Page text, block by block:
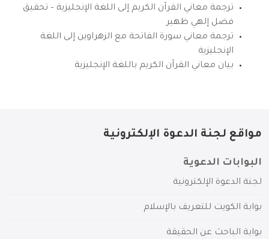
ترجمة معاني القرآن الكريم إلى اللغة الإنجليزية – تحقيق
فضل إلهي ظهير
ترجمة معاني سورة الفاتحة مع الزهراوين إلى اللغة
الإنجليزية
بيان معاني القرآن الكريم باللغة الإنجليزية
مواقع لجنة الدعوة الإلكترونية
البوابات الدعوية
لجنة الدعوة الإلكترونية
بوابة الكويت للتعريف بالإسلام
بوابة الباحث عن الحقيقة